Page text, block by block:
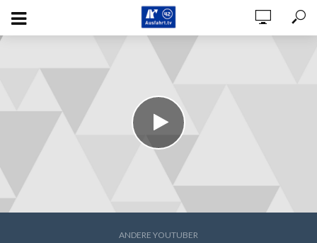
ANDERE YOUTUBER